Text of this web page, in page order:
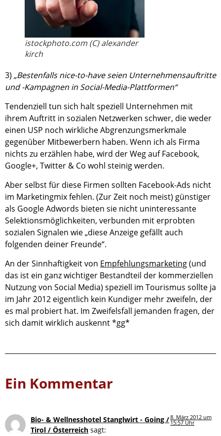
istockphoto.com (C) alexander
kirch
3) „Bestenfalls nice-to-have seien Unternehmensauftritte
und -Kampagnen in Social-Media-Plattformen“
Tendenziell tun sich halt speziell Unternehmen mit
ihrem Auftritt in sozialen Netzwerken schwer, die weder
einen USP noch wirkliche Abgrenzungsmerkmale
gegenüber Mitbewerbern haben. Wenn ich als Firma
nichts zu erzählen habe, wird der Weg auf Facebook,
Google+, Twitter & Co wohl steinig werden.
Aber selbst für diese Firmen sollten Facebook-Ads nicht
im Marketingmix fehlen. (Zur Zeit noch meist) günstiger
als Google Adwords bieten sie nicht uninteressante
Selektionsmöglichkeiten, verbunden mit erprobten
sozialen Signalen wie „diese Anzeige gefällt auch
folgenden deiner Freunde“.
An der Sinnhaftigkeit von Empfehlungsmarketing(und
das ist ein ganz wichtiger Bestandteil der kommerziellen
Nutzung von Social Media) speziell im Tourismus sollte ja
im Jahr 2012 eigentlich kein Kundiger mehr zweifeln, der
es mal probiert hat. Im Zweifelsfall jemanden fragen, der
sich damit wirklich auskennt *gg*
Ein Kommentar
Bio- & Wellnesshotel Stanglwirt - Going /
Tirol / Österreich sagt:
8. März 2012 um
15:57 Uhr